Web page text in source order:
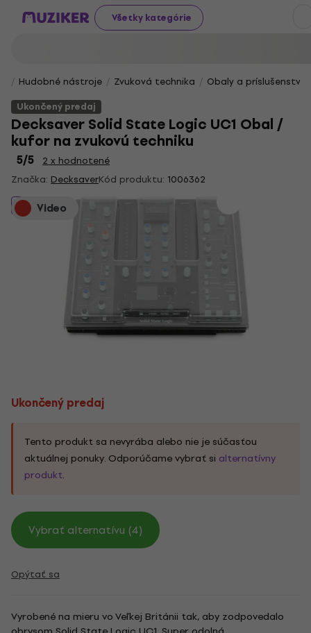
Všetky kategórie
Hudobné nástroje Zvuková technika
Obaly a
Ukončený predaj
Decksaver Solid State Logic UC1 Obal /
kufor na zvukovú techniku
5/5
2 x hodnotené
Značka: DecksaverKód produktu: 1006362
Video
Ukončený predaj
Ukončený predaj
Tento produkt sa nevyrába alebo nie je súčasťou
aktuálnej ponuky. Odporúčame vybrať si alternatívny
produkt.
Vybrať alternatívu (4)
Opýtať sa
Vyrobené na mieru vo Veľkej Británii tak, aby zodpovedalo